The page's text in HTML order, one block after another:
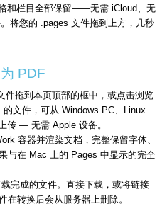
和栏目全部保留——无需 iCloud、无
将您的 .pages 文件拖到上方，几秒
PDF
件拖到本页顶部的框中，或点击浏览
文件，可从 Windows PC、Linux
传 — 无需 Apple 设备。
容器并渲染文档，完整保留字体、
与在 Mac 上的 Pages 中显示的完全
完成的文件。直接下载，或将链接
在转换后会从服务器上删除。